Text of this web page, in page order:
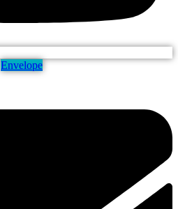
Envelope